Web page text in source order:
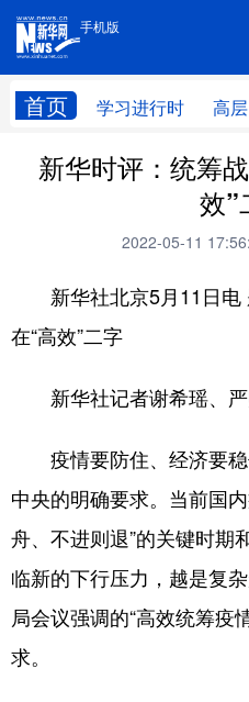
手机版
首页 学习进行时 高层
手机版
网
学习进行时 高层
财经
科技 科创
文化
访谈 视频
食品 人居
学术中国 乡村振兴
城市 旅游
彩票 娱乐
新华时评：统筹
效”
2022-05-11
新华社北京5月11日电
在“高效”二字
新华社记者谢希瑶、
疫情要防住、经济要稳
中央的明确要求。当前国
舟、不进则退”的关键时期
临新的下行压力，越是复
局会议强调的“高效统筹疫
求。